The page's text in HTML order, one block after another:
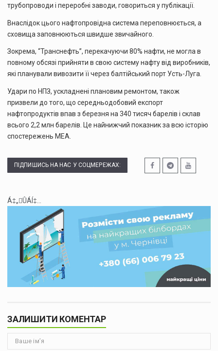
трубопроводи і переробні заводи, говориться у публікації.
Внаслідок цього нафтопровідна система переповнюється, а
сховища заповнюються швидше звичайного.
Зокрема, “Транснефть”, перекачуючи 80% нафти, не могла в
повному обсязі прийняти в свою систему нафту від виробників,
які планували вивозити її через балтійський порт Усть-Луга.
Удари по НПЗ, ускладнені плановим ремонтом, також
призвели до того, що середньодобовий експорт
нафтопродуктів впав з березня на 340 тисяч барелів і склав
всього 2,2 млн барелів. Це найнижчий показник за всю історію
спостережень МЕА.
ПІДПИШИСЬ НА НАС У СОЦМЕРЕЖАХ:
Á‡„ÛÁÍ‡...
ЗАЛИШИТИ КОМЕНТАР